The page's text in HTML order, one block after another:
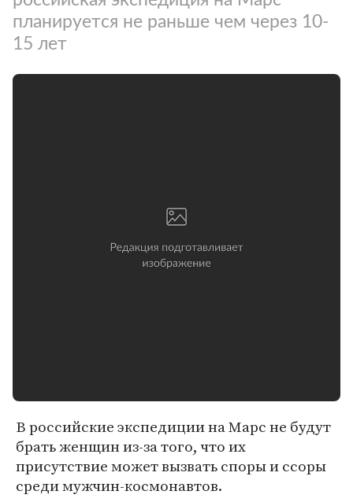
планируется не раньше чем через 10-
15 лет
В российские экспедиции на Марс не будут
брать женщин из-за того, что их
присутствие может вызвать споры и ссоры
среди мужчин-космонавтов.